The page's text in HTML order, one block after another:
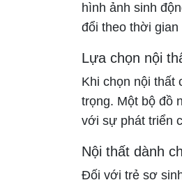
hình ảnh sinh
đổi theo thời
Lựa chọn nội
Khi chọn nội thất
trọng. Một bộ đồ
với sự phát triển
Nội thất dành
Đối với trẻ sơ